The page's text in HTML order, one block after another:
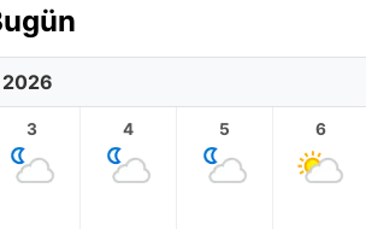
3 4 5 6